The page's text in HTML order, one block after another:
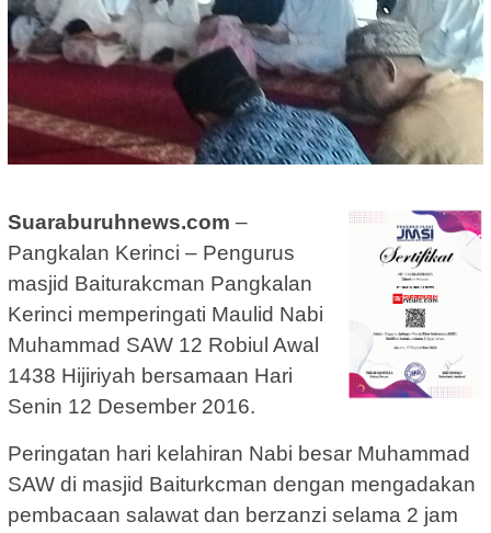
Suaraburuhnews.com –
Pangkalan Kerinci – Pengurus
masjid Baiturakcman Pangkalan
Kerinci memperingati Maulid Nabi
Muhammad SAW 12 Robiul Awal
1438 Hijiriyah bersamaan Hari
Senin 12 Desember 2016.
Peringatan hari kelahiran Nabi besar Muhammad
SAW di masjid Baiturkcman dengan mengadakan
pembacaan salawat dan berzanzi selama 2 jam